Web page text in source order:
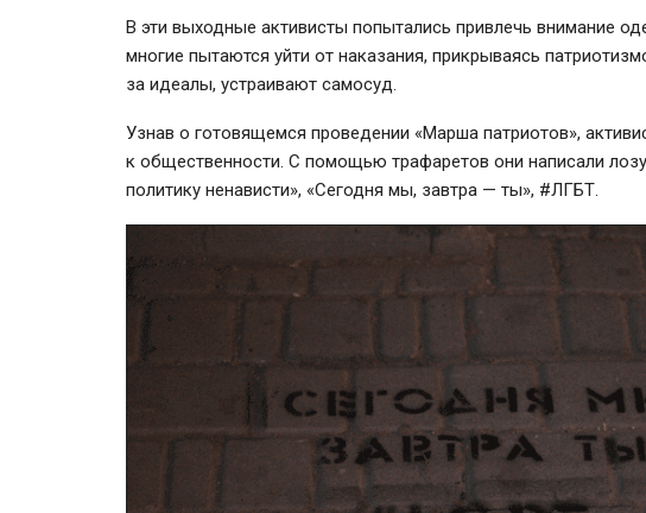
В эти выходные активисты попытались привлечь внимание
многие пытаются уйти от наказания, прикрываясь
за идеалы, устраивают самосуд.
Узнав о готовящемся проведении «Марша патриотов»,
к общественности. С помощью трафаретов они написали
политику ненависти», «Сегодня мы, завтра — ты», #ЛГБТ.